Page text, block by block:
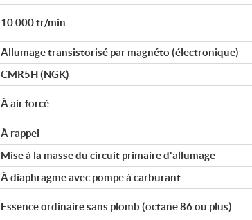
10 000 tr/min
Allumage transistorisé par magnéto (électronique)
CMR5H (NGK)
À air forcé
À rappel
Mise à la masse du circuit primaire d'allumage
À diaphragme avec pompe à carburant
Essence ordinaire sans plomb (octane 86 ou plus)